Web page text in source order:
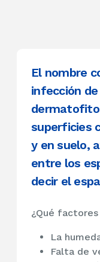
El nombre
infección
superficies
y en suelo,
entre los
decir el
¿Qué
La
Falta de